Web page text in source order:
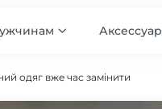
одяг вже час замінити